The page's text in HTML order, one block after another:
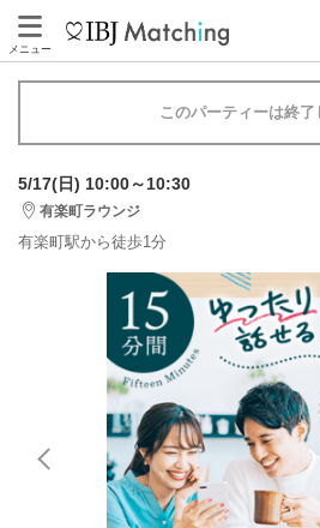
メニュー
このパーティーは終了
5/17(日) 10:00～10:30
有楽町ラウンジ
有楽町駅から徒歩1分